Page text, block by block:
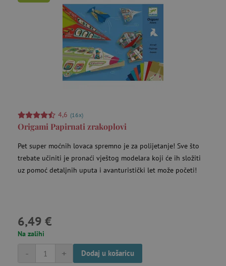
4,6 (16x)
Origami Papirnati zrakoplovi
Pet super moćnih lovaca spremno je za polijetanje! Sve što
trebate učiniti je pronaći vještog modelara koji će ih složiti
uz pomoć detaljnih uputa i avanturistički let može početi!
6,49 €
Na zalihi
+
- Dodaj u košaricu